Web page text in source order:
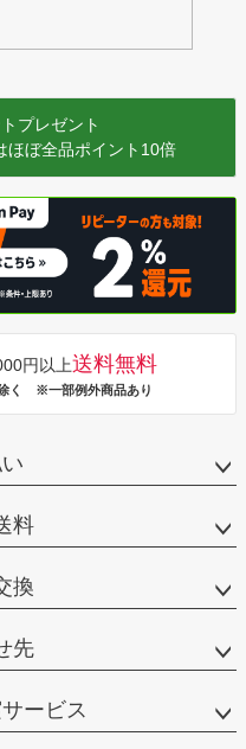
プレゼント
ほぼ全品ポイント10倍
円以上送料無料
く ※一部例外商品あり
料
換
先
ービス